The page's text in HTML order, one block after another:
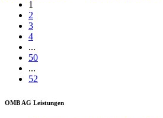
1
2
3
4
...
50
...
52
OMB AG Leistungen